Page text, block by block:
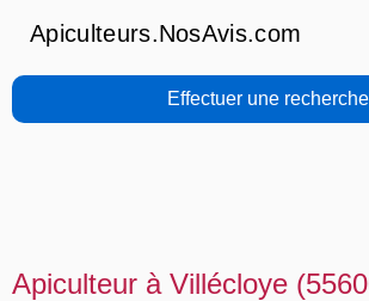
Apiculteurs.NosAvis.com
Effectuer une recherche
Apiculteur à Villécloye